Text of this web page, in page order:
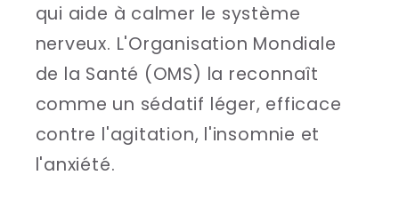
qui aide à calmer le système
nerveux. L'Organisation Mondiale
de la Santé (OMS) la reconnaît
comme un sédatif léger, efficace
contre l'agitation, l'insomnie et
l'anxiété.